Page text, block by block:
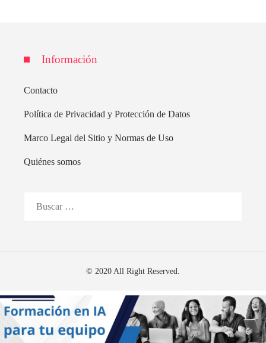
Información
Contacto
Política de Privacidad y Protección de Datos
Marco Legal del Sitio y Normas de Uso
Quiénes somos
© 2020 All Right Reserved.